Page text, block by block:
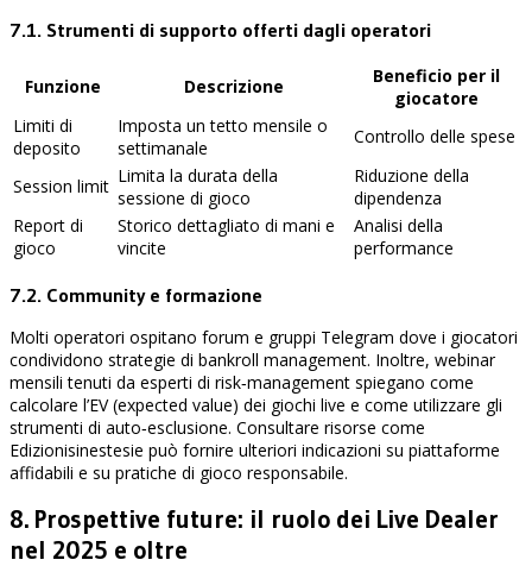
7.1. Strumenti di supporto offerti dagli operatori
Funzione Descrizione
Beneficio per il
giocatore
Limiti di
deposito
Imposta un tetto mensile o
settimanale
Controllo delle spese
Session limit Limita la durata della
sessione di gioco
Riduzione della
dipendenza
Report di
gioco
Storico dettagliato di mani e
vincite
Analisi della
performance
7.2. Community e formazione
Molti operatori ospitano forum e gruppi Telegram dove i giocatori
condividono strategie di bankroll management. Inoltre, webinar
mensili tenuti da esperti di risk‑management spiegano come
calcolare l’EV (expected value) dei giochi live e come utilizzare gli
strumenti di auto‑esclusione. Consultare risorse come
Edizionisinestesie può fornire ulteriori indicazioni su piattaforme
affidabili e su pratiche di gioco responsabile.
8. Prospettive future: il ruolo dei Live Dealer
nel 2025 e oltre